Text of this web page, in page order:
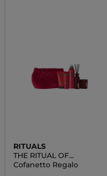
RITUALS
THE RITUAL OF
AYURVEDA
Cofanetto Regalo